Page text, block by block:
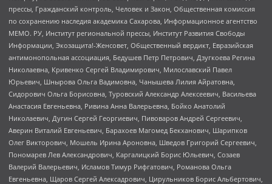
прессы, Гражданский контроль, Человек и Закон, Общественная комиссия
по сохранению наследия академика Сахарова, Информационное агентство
МЕМО. РУ, Институт региональной прессы, Институт Развития Свободы
Информации, Экозащита!-Женсовет, Общественный вердикт, Евразийская
антимонопольная ассоциация, Бедушев Петр Петрович, Дзугкоева Регина
Николаевна, Кривенко Сергей Владимирович, Милославский Павел
Юрьевич, Шнырова Ольга Вадимовна, Чанышева Лилия Айратовна,
Сидорович Ольга Борисовна, Туровский Александр Алексеевич, Васильева
Анастасия Евгеньевна, Ривина Анна Валерьевна, Бойко Анатолий
Николаевич, Дугин Сергей Георгиевич, Пивоваров Андрей Сергеевич,
Аверин Виталий Евгеньевич, Барахоев Магомед Бекханович, Шарипков
Олег Викторович, Мошель Ирина Ароновна, Шведов Григорий Сергеевич,
Пономарев Лев Александрович, Каргалицкий Борис Юльевич, Созаев
Валерий Валерьевич, Исламов Тимур Рифгатович, Романова Ольга
Евгеньевна, Щаров Сергей Алексадрович, Цирульников Борис Альбертович,